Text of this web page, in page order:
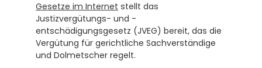
Gesetze im Internet stellt das
Justizvergütungs- und -
entschädigungsgesetz (JVEG) bereit, das die
Vergütung für gerichtliche Sachverständige
und Dolmetscher regelt.